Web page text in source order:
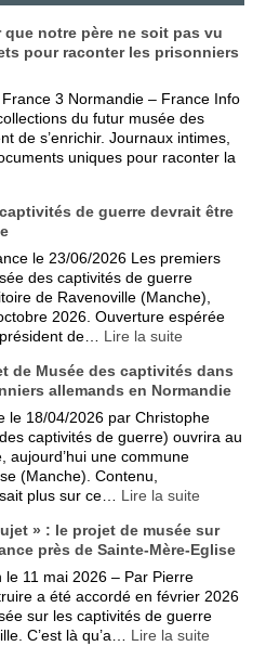
que notre père ne soit pas vu
pour raconter les prisonniers
3 Normandie – France Info
du futur musée des
de s’enrichir. Journaux intimes,
uniques pour raconter la
de guerre devrait être
le 23/06/2026 Les premiers
des captivités de guerre
de Ravenoville (Manche),
2026. Ouverture espérée
de… Lire la suite
de Musée des captivités dans
allemands en Normandie
le 18/04/2026 par Christophe
captivités de guerre) ouvrira au
aujourd’hui une commune
(Manche). Contenu,
plus sur ce… Lire la suite
» : le projet de musée sur
près de Sainte-Mère-Eglise
11 mai 2026 – Par Pierre
a été accordé en février 2026
sur les captivités de guerre
C’est là qu’a… Lire la suite